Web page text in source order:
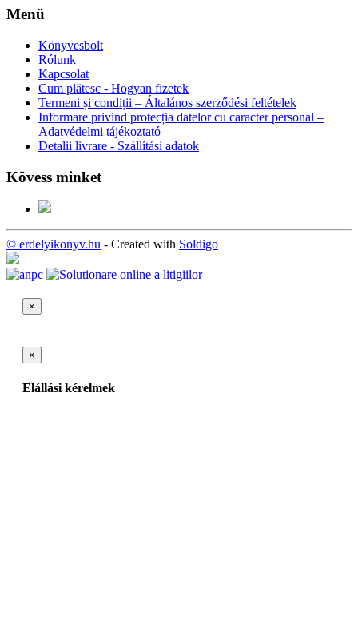
Menü
Könyvesbolt
Rólunk
Kapcsolat
Cum plătesc - Hogyan fizetek
Termeni și condiții – Általános szerződési feltételek
Informare privind protecția datelor cu caracter personal –
Adatvédelmi tájékoztató
Detalii livrare - Szállítási adatok
Kövess minket
© erdelyikonyv.hu - Created with Soldigo
×
×
Elállási kérelmek